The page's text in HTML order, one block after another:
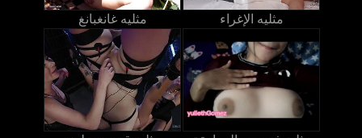
مثليه غانغبانغ مثليه الإغراء